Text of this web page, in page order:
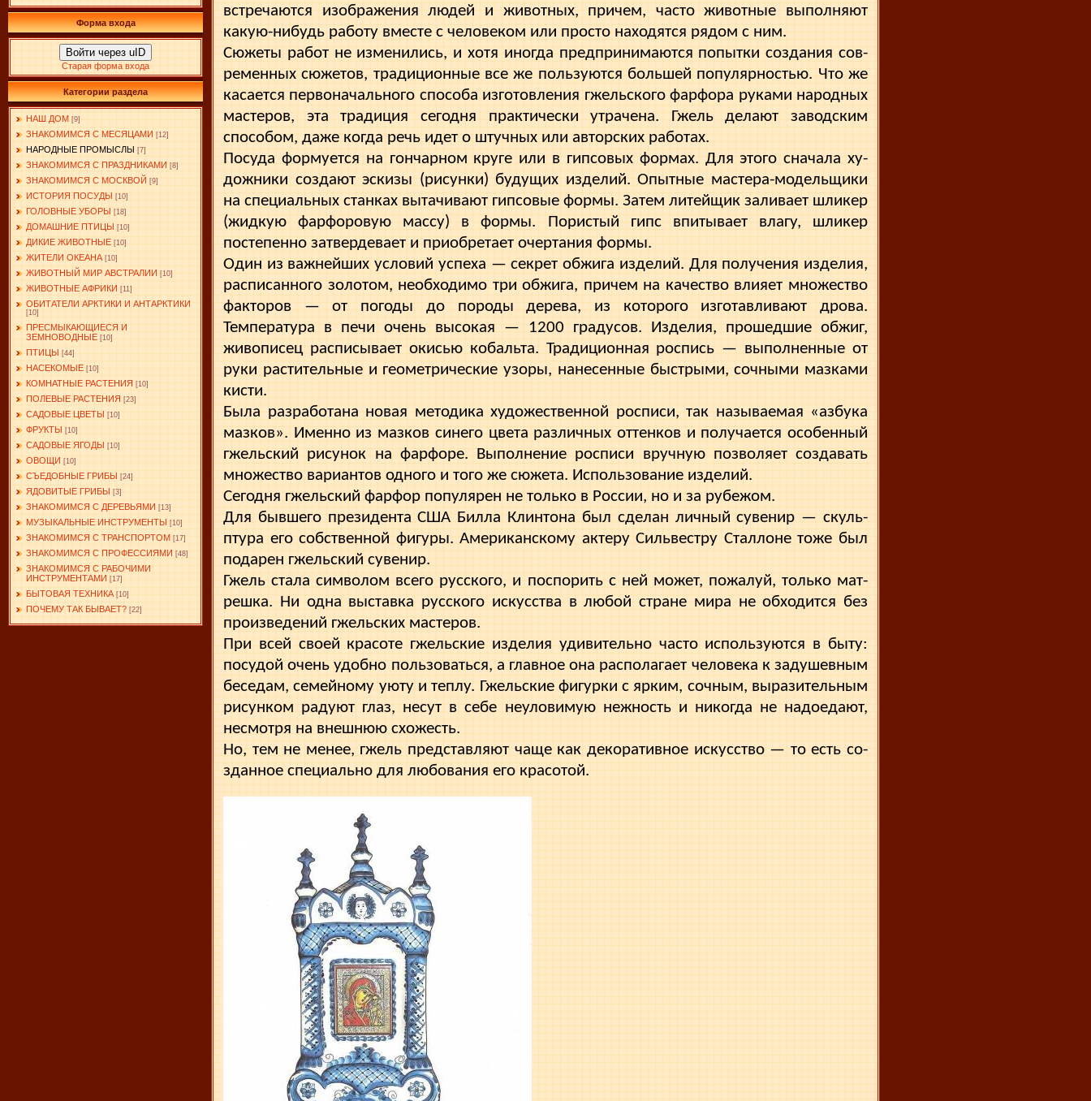
Форма входа
Войти через uID
Старая форма входа
Категории раздела
НАШ ДОМ [9]
ЗНАКОМИМСЯ С МЕСЯЦАМИ [12]
НАРОДНЫЕ ПРОМЫСЛЫ [7]
ЗНАКОМИМСЯ С ПРАЗДНИКАМИ [8]
ЗНАКОМИМСЯ С МОСКВОЙ [9]
ИСТОРИЯ ПОСУДЫ [10]
ГОЛОВНЫЕ УБОРЫ [18]
ДОМАШНИЕ ПТИЦЫ [10]
ДИКИЕ ЖИВОТНЫЕ [10]
ЖИТЕЛИ ОКЕАНА [10]
ЖИВОТНЫЙ МИР АВСТРАЛИИ [10]
ЖИВОТНЫЕ АФРИКИ [11]
ОБИТАТЕЛИ АРКТИКИ И АНТАРКТИКИ
[10]
ПРЕСМЫКАЮЩИЕСЯ И
ЗЕМНОВОДНЫЕ [10]
ПТИЦЫ [44]
НАСЕКОМЫЕ [10]
КОМНАТНЫЕ РАСТЕНИЯ [10]
ПОЛЕВЫЕ РАСТЕНИЯ [23]
САДОВЫЕ ЦВЕТЫ [10]
ФРУКТЫ [10]
САДОВЫЕ ЯГОДЫ [10]
ОВОЩИ [10]
СЪЕДОБНЫЕ ГРИБЫ [24]
ЯДОВИТЫЕ ГРИБЫ [3]
ЗНАКОМИМСЯ С ДЕРЕВЬЯМИ [13]
МУЗЫКАЛЬНЫЕ ИНСТРУМЕНТЫ [10]
ЗНАКОМИМСЯ С ТРАНСПОРТОМ [17]
ЗНАКОМИМСЯ С ПРОФЕССИЯМИ [48]
ЗНАКОМИМСЯ С РАБОЧИМИ
ИНСТРУМЕНТАМИ [17]
БЫТОВАЯ ТЕХНИКА [10]
ПОЧЕМУ ТАК БЫВАЕТ? [22]
встречаются изображения людей и животных, причем, часто животные выполняют
какую-нибудь рабо­ту вместе с человеком или просто находятся рядом с ним.
Сюжеты работ не изменились, и хотя иногда предпринимаются попытки создания сов­
ременных сюжетов, традиционные все же пользуются большей популярностью. Что же
ка­сается первоначального способа изготовления гжельского фарфора руками народных
масте­ров, эта традиция сегодня практически утрачена. Гжель делают заводским
способом, даже когда речь идет о штучных или авторских работах.
Посуда формуется на гончарном круге или в гипсовых формах. Для этого сначала ху­
дожники создают эскизы (рисунки) будущих изделий. Опытные мастера-модельщики
на специальных станках вытачивают гипсовые формы. Затем литейщик заливает шликер
(жидкую фарфоровую массу) в формы. Пористый гипс впитывает влагу, шликер
постепен­но затвердевает и приобретает очертания формы.
Один из важнейших условий успеха — секрет обжига изделий. Для получения изде­лия,
расписанного золотом, необходимо три обжига, причем на качество влияет множество
факторов — от погоды до породы дерева, из которого изготавливают дрова.
Температура в печи очень высокая — 1200 градусов. Изделия, прошедшие обжиг,
живописец расписывает окисью кобальта. Традиционная роспись — выполненные от
руки растительные и геомет­рические узоры, нанесенные быстрыми, сочными мазками
кисти.
Была разработана новая методика художественной росписи, так называемая «азбу­ка
мазков». Именно из мазков синего цвета различных оттенков и получается особенный
гжельский рисунок на фарфоре. Выполнение росписи вручную позволяет создавать
мно­жество вариантов одного и того же сюжета. Использование изделий.
Сегодня гжельский фарфор популярен не только в России, но и за рубежом.
Для бывшего президента США Билла Клинтона был сделан личный сувенир — скуль­
птура его собственной фигуры. Американскому актеру Сильвестру Сталлоне тоже был
по­дарен гжельский сувенир.
Гжель стала символом всего русского, и поспорить с ней может, пожалуй, только мат­
решка. Ни одна выставка русского искусства в любой стране мира не обходится без
произ­ведений гжельских мастеров.
При всей своей красоте гжельские изделия удивительно часто используются в быту:
посудой очень удобно пользоваться, а главное она располагает человека к задушевным
бе­седам, семейному уюту и теплу. Гжельские фигурки с ярким, сочным, выразительным
ри­сунком радуют глаз, несут в себе неуловимую нежность и никогда не надоедают,
несмотря на внешнюю схожесть.
Но, тем не менее, гжель представляют чаще как декоративное искусство — то есть со­
зданное специально для любования его красотой.